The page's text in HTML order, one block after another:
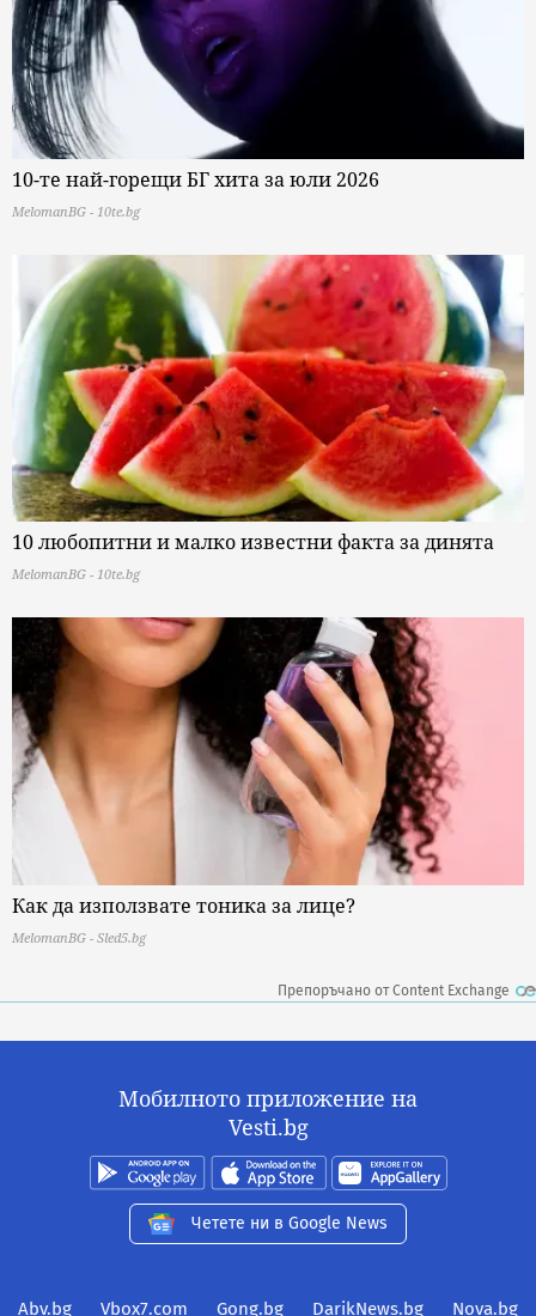
10-те най-горещи БГ хита за юли 2026
MelomanBG - 10te.bg
10 любопитни и малко известни факта за динята
MelomanBG - 10te.bg
Как да използвате тоника за лице?
MelomanBG - Sled5.bg
Препоръчано от Content Exchange
Мобилното приложение на
Vesti.bg
Четете ни в Google News
Abv.bg Vbox7.com Gong.bg DarikNews.bg Nova.bg